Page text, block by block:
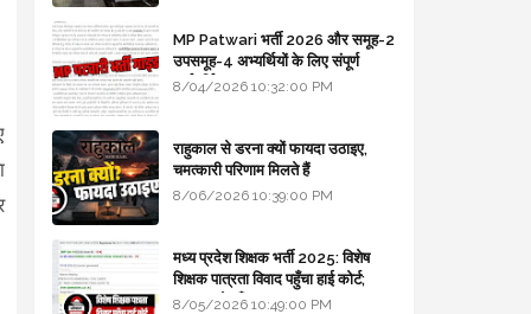
MP Patwari भर्ती 2026 और समूह-2
उपसमूह-4 अभ्यर्थियों के लिए संपूर्ण
मार्गदर्शिका
8/04/2026 10:32:00 PM
राहुकाल से डरना क्यों फायदा उठाइए,
चमत्कारी परिणाम मिलते हैं
8/06/2026 10:39:00 PM
मध्य प्रदेश शिक्षक भर्ती 2025: विशेष
शिक्षक पात्रता विवाद पहुँचा हाई कोर्ट;
सरकार से माँगा जवाब
8/05/2026 10:49:00 PM